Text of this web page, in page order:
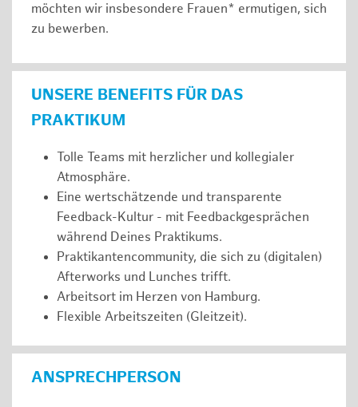
möchten wir insbesondere Frauen* ermutigen, sich
zu bewerben.
UNSERE BENEFITS FÜR DAS
PRAKTIKUM
Tolle Teams mit herzlicher und kollegialer
Atmosphäre.
Eine wertschätzende und transparente
Feedback-Kultur - mit Feedbackgesprächen
während Deines Praktikums.
Praktikantencommunity, die sich zu (digitalen)
Afterworks und Lunches trifft.
Arbeitsort im Herzen von Hamburg.
Flexible Arbeitszeiten (Gleitzeit).
ANSPRECHPERSON